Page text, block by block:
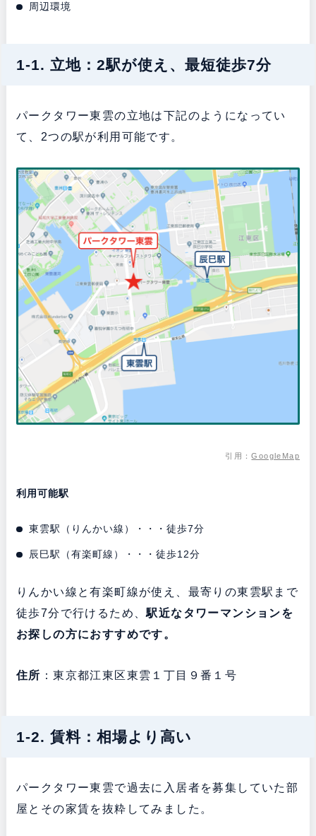
周辺環境
1-1. 立地：2駅が使え、最短徒歩7分
パークタワー東雲の立地は下記のようになってい
て、2つの駅が利用可能です。
引用：GoogleMap
利用可能駅
東雲駅（りんかい線）・・・徒歩7分
辰巳駅（有楽町線）・・・徒歩12分
りんかい線と有楽町線が使え、最寄りの東雲駅まで
徒歩7分で行けるため、駅近なタワーマンションを
お探しの方におすすめです。
住所 ：東京都江東区東雲１丁目９番１号
1-2. 賃料：相場より高い
パークタワー東雲で過去に入居者を募集していた部
屋とその家賃を抜粋してみました。